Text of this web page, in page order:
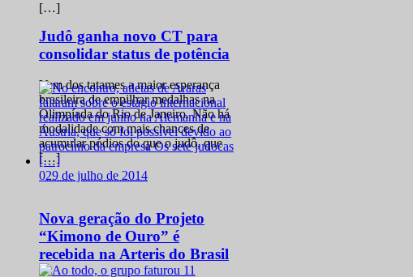
[…]
Judô ganha novo CT para
consolidar status de potência
Vem dos tatames a maior esperança
brasileira de empilhar medalhas na
Olimpíada do Rio de Janeiro. Não há
modalidade com mais chances de
acumular pódios do que o judô, que
[…]
029 de julho de 2014
Nova geração do Projeto
“Kimono de Ouro” é
recebida na Arteris do Brasil